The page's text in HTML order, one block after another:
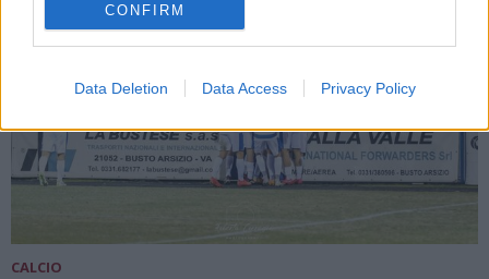
CONFIRM
Data Deletion Data Access Privacy Policy
CALCIO